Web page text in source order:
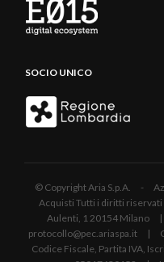
SOCIO UNICO
© Copyright Aria S.p.A. -
Acquisti Tutti i diritti
Aulenti, 1 20154
protocollo@pec.ariaspa.it |
Codice Fiscale, Partita IVA,